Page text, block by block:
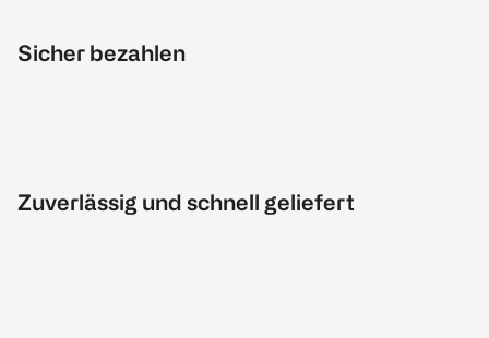
Sicher bezahlen
Zuverlässig und schnell geliefert